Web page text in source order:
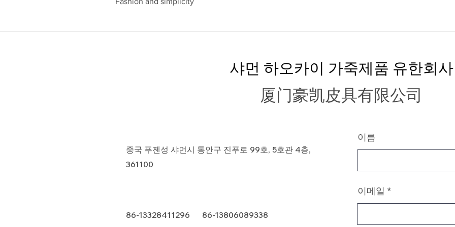
샤먼 하오카이 가죽제품 유한회사
厦门豪凯皮具有限公司
중국 푸젠성 샤먼시 통안구 진푸로 99호, 5호관 4층,
361100
86-13328411296 86-13806089338
이름
이메일